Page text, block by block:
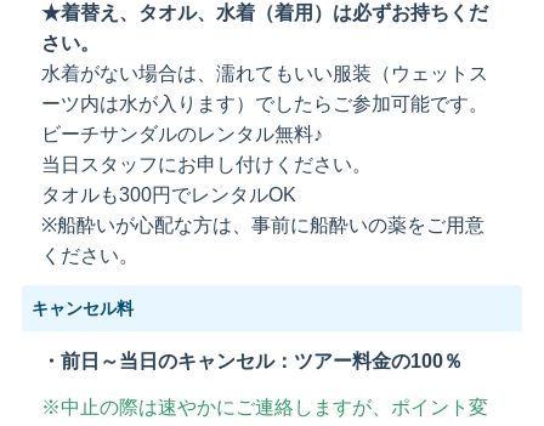
★着替え、タオル、水着（着用）は必ずお持ちくだ
さい。
水着がない場合は、濡れてもいい服装（ウェットス
ーツ内は水が入ります）でしたらご参加可能です。
ビーチサンダルのレンタル無料♪
当日スタッフにお申し付けください。
タオルも300円でレンタルOK
※船酔いが心配な方は、事前に船酔いの薬をご用意
ください。
キャンセル料
・前日～当日のキャンセル：ツアー料金の100％
※中止の際は速やかにご連絡しますが、ポイント変